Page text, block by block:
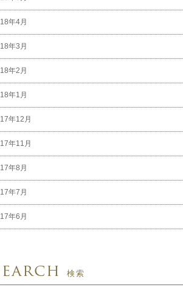
年4月
年3月
年2月
年1月
年12月
年11月
年8月
年7月
年6月
検索